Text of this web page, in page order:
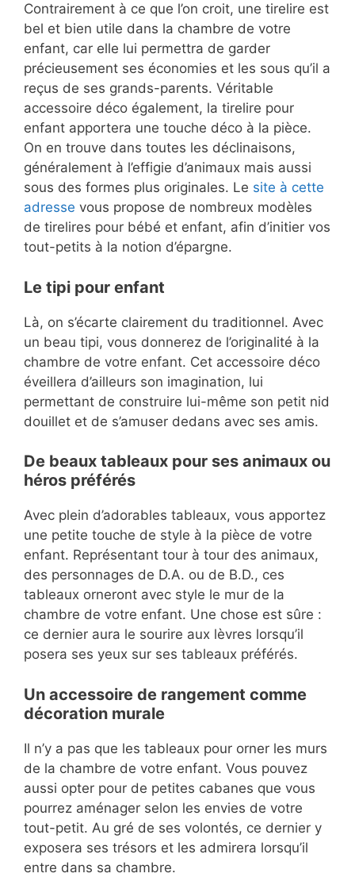
Contrairement à ce que l’on croit, une tirelire est
bel et bien utile dans la chambre de votre
enfant, car elle lui permettra de garder
précieusement ses économies et les sous qu’il a
reçus de ses grands-parents. Véritable
accessoire déco également, la tirelire pour
enfant apportera une touche déco à la pièce.
On en trouve dans toutes les déclinaisons,
généralement à l’effigie d’animaux mais aussi
sous des formes plus originales. Le site à cette
adresse vous propose de nombreux modèles
de tirelires pour bébé et enfant, afin d’initier vos
tout-petits à la notion d’épargne.
Le tipi pour enfant
Là, on s’écarte clairement du traditionnel. Avec
un beau tipi, vous donnerez de l’originalité à la
chambre de votre enfant. Cet accessoire déco
éveillera d’ailleurs son imagination, lui
permettant de construire lui-même son petit nid
douillet et de s’amuser dedans avec ses amis.
De beaux tableaux pour ses animaux ou
héros préférés
Avec plein d’adorables tableaux, vous apportez
une petite touche de style à la pièce de votre
enfant. Représentant tour à tour des animaux,
des personnages de D.A. ou de B.D., ces
tableaux orneront avec style le mur de la
chambre de votre enfant. Une chose est sûre :
ce dernier aura le sourire aux lèvres lorsqu’il
posera ses yeux sur ses tableaux préférés.
Un accessoire de rangement comme
décoration murale
Il n’y a pas que les tableaux pour orner les murs
de la chambre de votre enfant. Vous pouvez
aussi opter pour de petites cabanes que vous
pourrez aménager selon les envies de votre
tout-petit. Au gré de ses volontés, ce dernier y
exposera ses trésors et les admirera lorsqu’il
entre dans sa chambre.